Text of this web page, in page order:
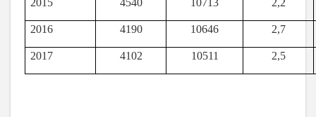
2016 4190 10646 2,7
2017 4102 10511 2,5